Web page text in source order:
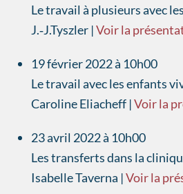
Le travail à plusieurs avec
J.‐J.Tyszler |Voir la
19 février 2022 à 10h00
Le travail avec les enfants
Caroline Eliacheff |Voir la
23 avril 2022 à 10h00
Les transferts dans la
Isabelle Taverna |Voir la